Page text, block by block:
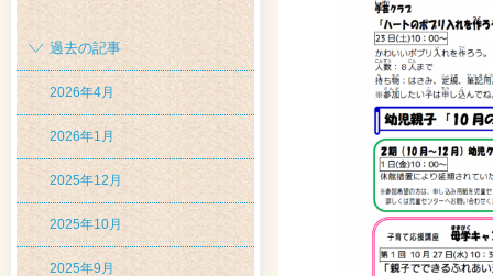
過去の記事
2026年4月
2026年1月
2025年12月
2025年10月
2025年9月